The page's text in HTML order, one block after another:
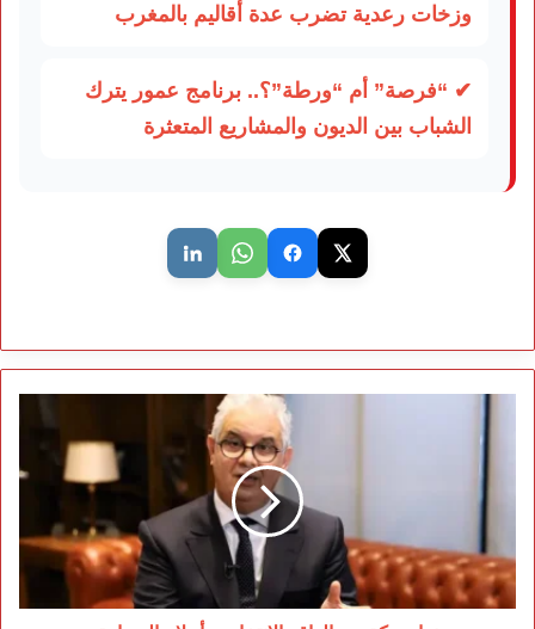
وزخات رعدية تضرب عدة أقاليم بالمغرب
✔ “فرصة” أم “ورطة”؟.. برنامج عمور يترك
الشباب بين الديون والمشاريع المتعثرة
نزار
بركة
بين
الواقع
الانتخابي
وأحلام
الصدارة